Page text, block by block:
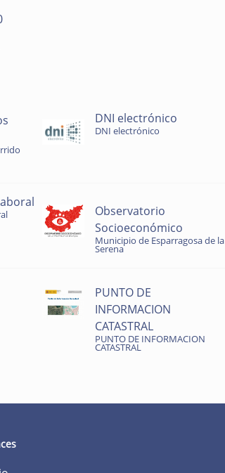
DNI electrónico
DNI electrónico
Observatorio
Socioeconómico
Municipio de Esparragosa de la
Serena
PUNTO DE
INFORMACION
CATASTRAL
PUNTO DE INFORMACION
CATASTRAL